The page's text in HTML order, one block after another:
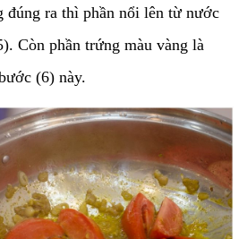
đúng ra thì phần nổi lên từ nước
Còn phần trứng màu vàng là
(6) này.